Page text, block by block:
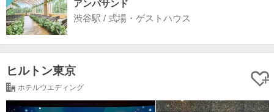
アンパサンド
渋谷駅 / 式場・ゲストハウス
ヒルトン東京
ホテルウエディング